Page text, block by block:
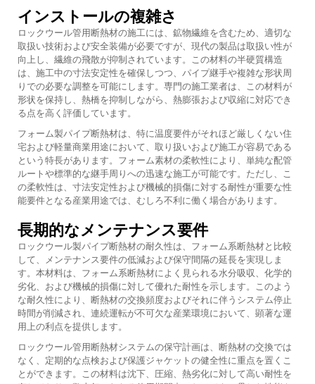
インストールの複雑さ
ロックウール管用断熱材の施工には、鉱物繊維を含むため、適切な
取扱い技術および安全装備が必要ですが、現代の製品は取扱い性が
向上し、繊維の飛散が抑制されています。この材料の半硬質構造
は、施工中の寸法安定性を確保しつつ、パイプ継手や複雑な形状周
りでの必要な調整を可能にします。専門の施工業者は、この材料が
形状を保持し、熱橋を抑制しながら、熱膨張および収縮に対応でき
る点を高く評価しています。
フォーム製パイプ断熱材は、特に温度要件がそれほど厳しくない住
宅および軽量商業用途において、取り扱いおよび施工が容易である
という特長があります。フォーム素材の柔軟性により、単純な配管
ルートや標準的な継手周りへの迅速な施工が可能です。ただし、こ
の柔軟性は、寸法安定性および機械的損傷に対する耐性が重要な性
能要件となる産業用途では、むしろ不利に働く場合があります。
長期的なメンテナンス要件
ロックウール製パイプ断熱材の耐久性は、フォーム系断熱材と比較
して、メンテナンス要件の低減および保守間隔の延長を実現しま
す。本材料は、フォーム系断熱材によく見られる水分吸収、化学的
劣化、および機械的損傷に対して優れた耐性を示します。このよう
な耐久性により、断熱材の交換頻度およびそれに伴うシステム停止
時間が削減され、連続運転が不可欠な産業環境において、顕著な運
用上の利点を提供します。
ロックウール管用断熱材システムの保守計画は、断熱材の交換では
なく、定期的な点検および保護ジャケットの健全性に重点を置くこ
とができます。この材料は沈下、圧縮、熱劣化に対して高い耐性を